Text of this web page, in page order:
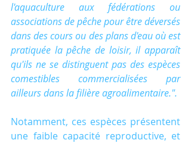
l'aquaculture aux fédérations ou
associations de pêche pour être déversés
dans des cours ou des plans d'eau où est
pratiquée la pêche de loisir, il apparaît
qu'ils ne se distinguent pas des espèces
comestibles commercialisées par
ailleurs dans la filière agroalimentaire.".
Notamment, ces espèces présentent
une faible capacité reproductive, et